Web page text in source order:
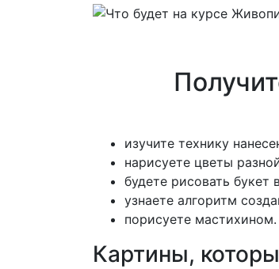
изучите технику
нарисуете цветы
будете рисовать букет
узнаете алгоритм
порисуете мастихином.
Картины,